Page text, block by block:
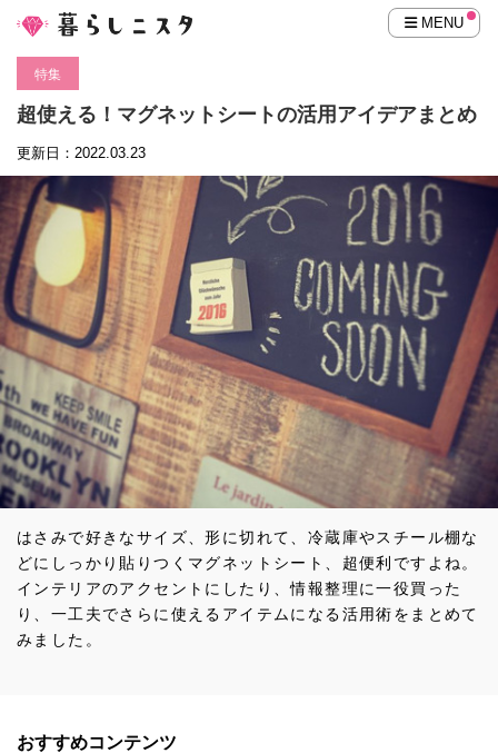
MENU
特集
超使える！マグネットシートの活用アイデアまとめ
更新日：2022.03.23
はさみで好きなサイズ、形に切れて、冷蔵庫やスチール棚な
どにしっかり貼りつくマグネットシート、超便利ですよね。
インテリアのアクセントにしたり、情報整理に一役買った
り、一工夫でさらに使えるアイテムになる活用術をまとめて
みました。
おすすめコンテンツ